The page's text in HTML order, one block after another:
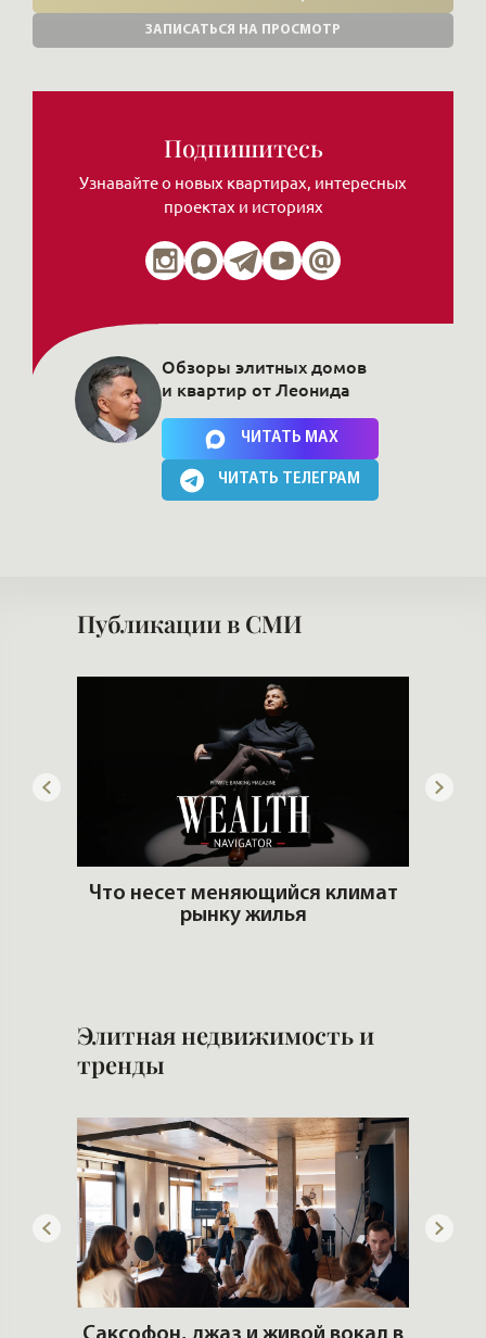
ЗАПИСАТЬСЯ НА ПРОСМОТР
Подпишитесь
Узнавайте о новых квартирах, интересных
проектах и историях
Нажимая на кнопку, Вы соглашаетесь c политикой сайта
Обзоры элитных домов
и квартир от Леонида
ЧИТАТЬ MAX
ЧИТАТЬ ТЕЛЕГРАМ
Публикации в СМИ
Что несет меняющийся климат
рынку жилья
Элитная недвижимость и
тренды